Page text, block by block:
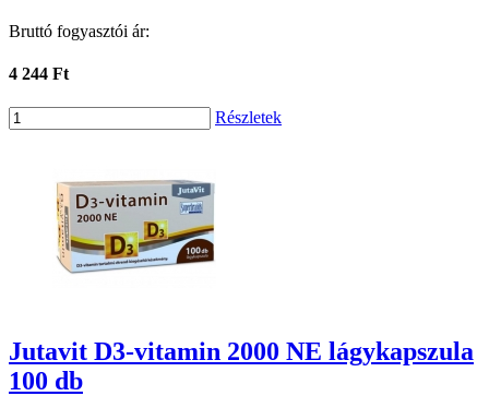
Bruttó fogyasztói ár:
4 244 Ft
Részletek
Jutavit D3-vitamin 2000 NE lágykapszula
100 db